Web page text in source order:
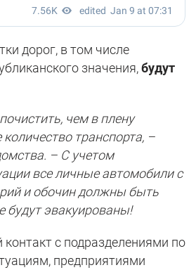
дорог, в том числе
значения,будут
чем в плену
транспорта, –
– С учетом
все личные автомобили с
и обочин должны быть
будут эвакуированы!
с подразделениями по
предприятиями